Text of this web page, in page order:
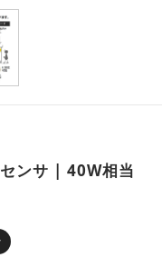
ンサ | 40W相当